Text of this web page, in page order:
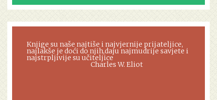
Knjige su naše najtiše i najvjernije prijateljice,
najlakše je doći do njih,daju najmudrije savjete i
najstrpljivije su učiteljice
Charles W. Eliot